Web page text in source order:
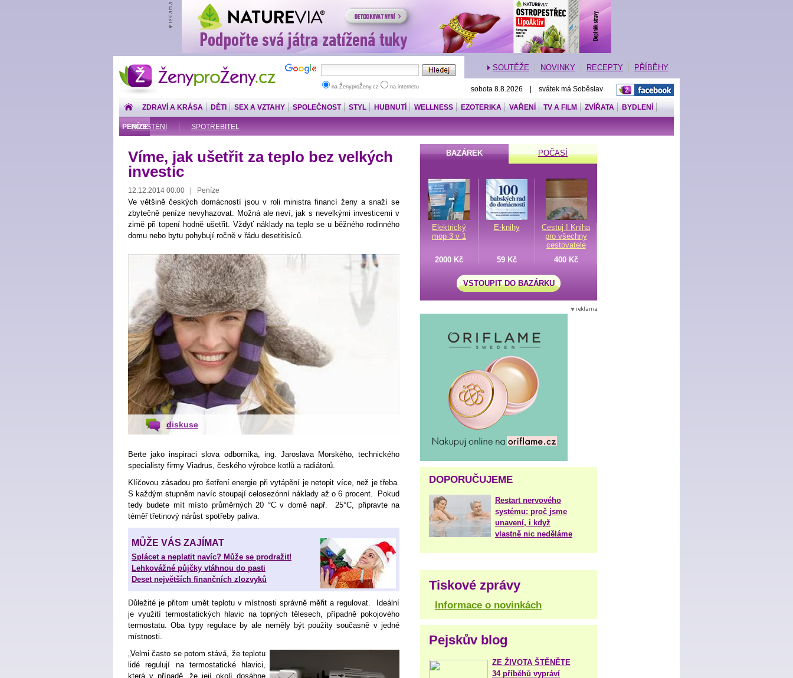
ŽenyproŽeny.cz
na ŽenyproŽeny.cz na internetu
SOUTĚŽE NOVINKY RECEPTY PŘÍBĚHY
sobota 8.8.2026 | svátek má Soběslav
ZDRAVÍ A KRÁSA DĚTI SEX A VZTAHY SPOLEČNOST STYL HUBNUTÍ WELLNESS EZOTERIKA VAŘENÍ TV A FILM ZVÍŘATA BYDLENÍ
PENÍZE
POJIŠTĚNÍ SPOTŘEBITEL
Víme, jak ušetřit za teplo bez velkých
investic
12.12.2014 00:00 | Peníze
Ve většině českých domácností jsou v roli ministra financí ženy a snaží se
zbytečně peníze nevyhazovat. Možná ale neví, jak s nevelkými investicemi v
zimě při topení hodně ušetřit. Vždyť náklady na teplo se u běžného rodinného
domu nebo bytu pohybují ročně v řádu desetitisíců.
diskuse
Berte jako inspiraci slova odborníka, ing. Jaroslava Morského, technického
specialisty firmy Viadrus, českého výrobce kotlů a radiátorů.
Klíčovou zásadou pro šetření energie při vytápění je netopit více, než je třeba.
S každým stupněm navíc stoupají celosezónní náklady až o 6 procent. Pokud
tedy budete mít místo průměrných 20 °C v domě např. 25°C, připravte na
téměř třetinový nárůst spotřeby paliva.
MŮŽE VÁS ZAJÍMAT
Splácet a neplatit navíc? Může se prodražit!
Lehkovážné půjčky vtáhnou do pasti
Deset největších finančních zlozvyků
Důležité je přitom umět teplotu v místnosti správně měřit a regulovat. Ideální
je využití termostatických hlavic na topných tělesech, případně pokojového
termostatu. Oba typy regulace by ale neměly být použity současně v jedné
místnosti.
„Velmi často se potom stává, že teplotu
lidé regulují na termostatické hlavici,
která v případě, že její okolí dosáhne
BAZÁREK POČASÍ
Elektrický
mop 3 v 1
E-knihy
Cestuj ! Kniha
pro všechny
cestovatele
2000 Kč
59 Kč 400 Kč
VSTOUPIT DO BAZÁRKU
DOPORUČUJEME
Restart nervového
systému: proč jsme
unavení, i když
vlastně nic neděláme
Tiskové zprávy
Informace o novinkách
Pejskův blog
ZE ŽIVOTA ŠTĚNĚTE
34 příběhů vypráví